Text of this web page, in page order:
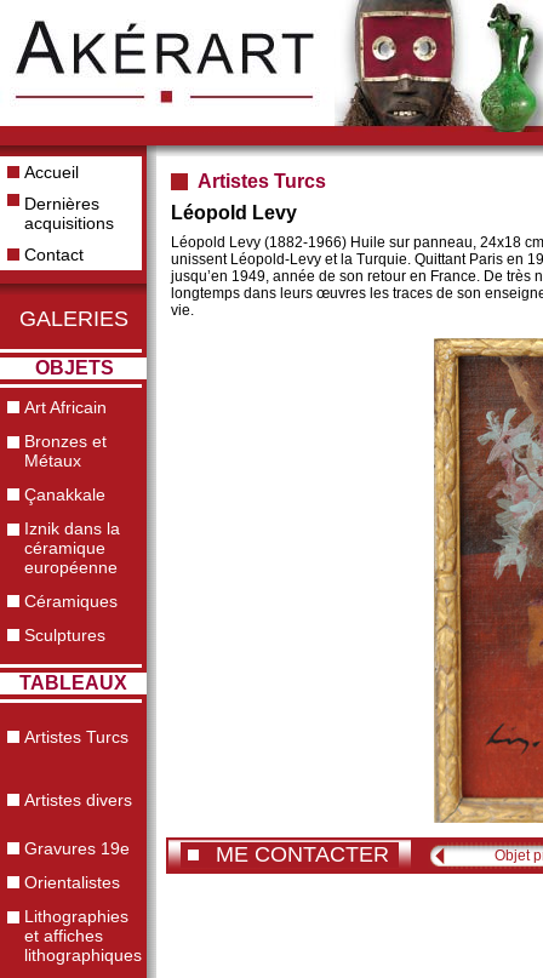
Accueil
Dernières
acquisitions
Contact
GALERIES
OBJETS
Art Africain
Bronzes et
Métaux
Çanakkale
Iznik dans la
céramique
européenne
Céramiques
Sculptures
TABLEAUX
Artistes Turcs
Artistes divers
Gravures 19e
Orientalistes
Lithographies
et affiches
lithographiques
Artistes Turcs
Léopold Levy
Léopold Levy (1882-1966) Huile sur panneau, 24x18
unissent Léopold-Levy et la Turquie. Quittant Paris en
jusqu’en 1949, année de son retour en France. De
longtemps dans leurs œuvres les traces de son
vie.
ME CONTACTER Objet